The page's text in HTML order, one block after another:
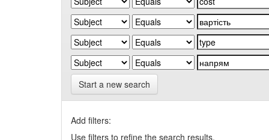
Start a new search
Add filters:
Use filters to refine the search results.